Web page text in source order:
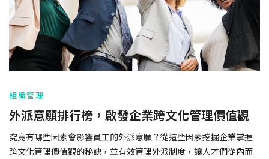
組織管理
外派意願排行榜，啟發企業跨文化管理價值觀
究竟有哪些因素會影響員工的外派意願？從這些因素挖掘企業掌握
跨文化管理價值觀的秘訣，並有效管理外派制度，讓人才們從內而